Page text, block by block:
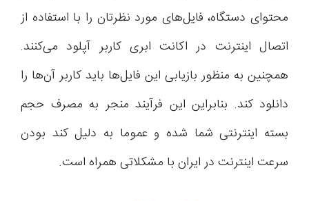
محتوای دستگاه، فایل‌های مورد نظرتان را با استفاده از
اتصال اینترنت در اکانت ابری کاربر آپلود می‌کنند.
همچنین به منظور بازیابی این فایل‌ها باید کاربر آن‌ها را
دانلود کند. بنابراین این فرآیند منجر به مصرف حجم
بسته اینترنتی شما شده و عموما به دلیل کند بودن
سرعت اینترنت در ایران با مشکلاتی همراه است.